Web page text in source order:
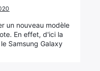
un nouveau modèle
En effet, d'ici la
Samsung Galaxy